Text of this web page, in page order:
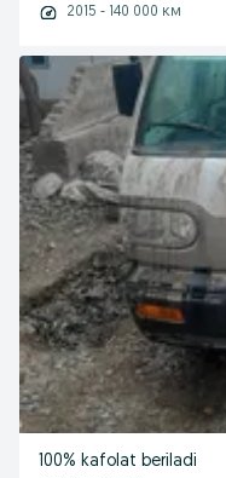
2015 - 140 000 км
100% kafolat beriladi